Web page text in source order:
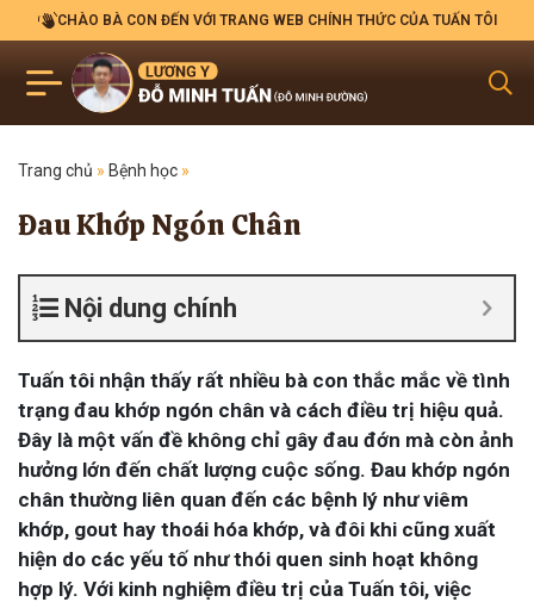
CHÀO BÀ CON ĐẾN VỚI TRANG WEB CHÍNH THỨC CỦA TUẤN TÔI
Trang chủ » Bệnh học »
Đau Khớp Ngón Chân
Nội dung chính
Tuấn tôi nhận thấy rất nhiều bà con thắc mắc về tình
trạng đau khớp ngón chân và cách điều trị hiệu quả.
Đây là một vấn đề không chỉ gây đau đớn mà còn ảnh
hưởng lớn đến chất lượng cuộc sống. Đau khớp ngón
chân thường liên quan đến các bệnh lý như viêm
khớp, gout hay thoái hóa khớp, và đôi khi cũng xuất
hiện do các yếu tố như thói quen sinh hoạt không
hợp lý. Với kinh nghiệm điều trị của Tuấn tôi, việc